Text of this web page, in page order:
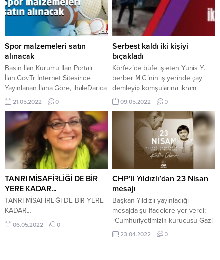
başta olmak üzere İstanbul ve
Bursa’da kampüsleri
bulunduğunu ifade eden Öztekin,
“Bu protokolle birlikte KOTO
üyelerinin çocuklarına yüzde 15
oranında indirim...
Store ve Apple sanal
mağazalarından ücretsiz olarak
indirilebilen UYUMA Uygulaması,
Kocaeli’nde Kocaelispor-Altınordu
karşılaşması öncesi, stada gelen
taraftarlara tanıtıldı. BİN 200
KİŞİYE ULAŞILDIKocaeli
Stadyumunda yapılacak maç
öncesinde 2 saat...
Spor malzemeleri satın
alınacak
Basın İlan Kurumu İlan Portalı
İlan.Gov.Tr İnternet Sitesinde
Yayınlanan İlana Göre, ihaleDarıca
Belediyesi Gençlik Ve Spor
Hizmetleri Müdürlüğü Spor
Malzemeleri Alımı İşi mal alımı
27.05.2022 saat:10.00’da Fevzi
Çakmak Mahallesi Cengiz Topel
Caddesi No:9 Kat:3 İhale Toplantı
Salonu Adnan Menderes Kültür
Merkezi Darıca/KOCAELİ
gerçekleştirilecek.Ayrıntılı bilgi
için tıklayınız…
21.05.2022 0
Serbest kaldı iki kişiyi
bıçakladı
Körfez’de büfe işleten Yunis Y.
berber M.C.’nin iş yerinde çay
demleyip komşularına ikram
etmesi nedeniyle tartıştı. Yunis Y.,
M.C.’nin çay satışına engel
olduğunu ileri sürdü. Yunis Y.
önceki gün gece saatlerinde
M.C.’ye ait berber dükkânının
camlarını kırdı. Yunus Y. Dün
gece ise yerden topladığı taşlarla
berber M.C. dükkânının, ayakkabı
tamircisi...
09.05.2022 0
TANRI MİSAFİRLİĞİ DE BİR
YERE KADAR…
TANRI MİSAFİRLİĞİ DE BİR YERE
KADAR…
06.05.2022 0
CHP’li Yıldızlı’dan 23 Nisan
mesajı
Başkan Yıldızlı yayınladığı
mesajda şu ifadelere yer verdi;
“Cumhuriyetimizin kurucusu Gazi
Mustafa Kemal Atatürk’ün
önderliğinde bağımsızlığını
23.04.2022 0